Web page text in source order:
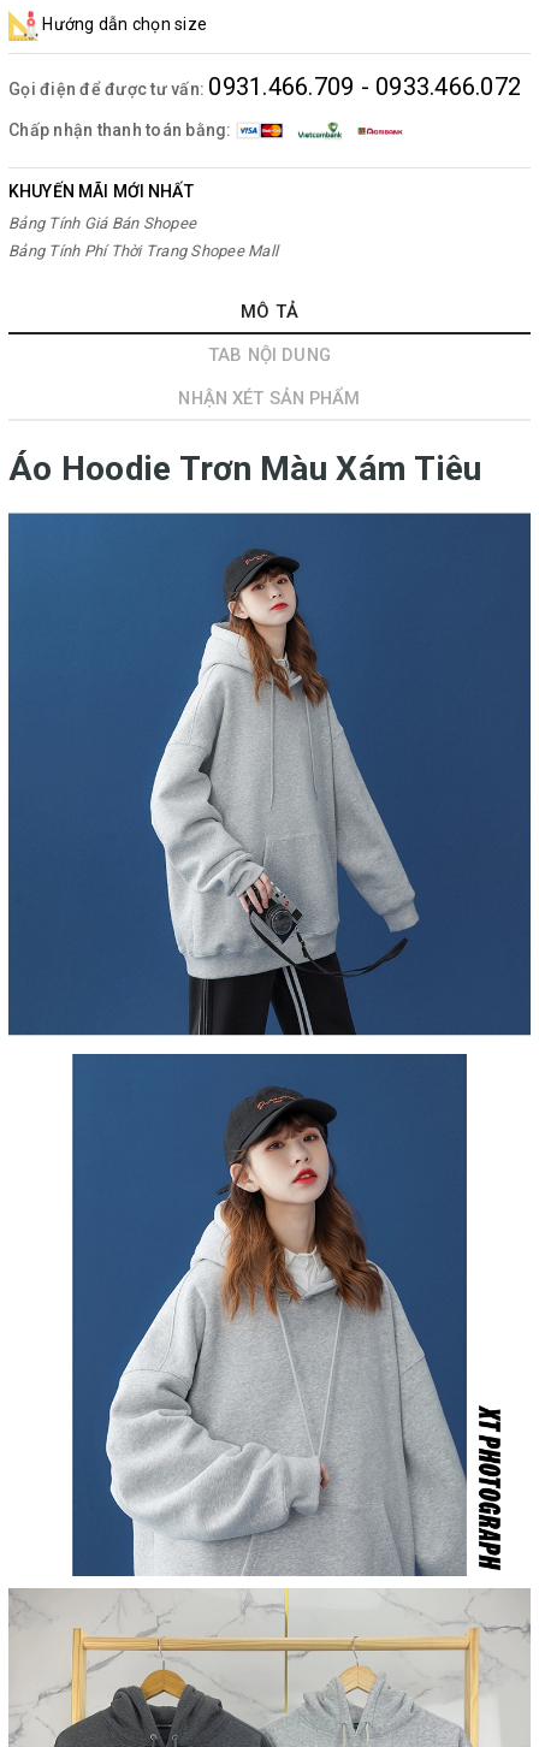
Hướng dẫn chọn size
Gọi điện để được tư vấn: 0931.466.709 - 0933.466.072
Chấp nhận thanh toán bằng:
KHUYẾN MÃI MỚI NHẤT
Bảng Tính Giá Bán Shopee
Bảng Tính Phí Thời Trang Shopee Mall
MÔ TẢ
TAB NỘI DUNG
NHẬN XÉT SẢN PHẨM
Áo Hoodie Trơn Màu Xám Tiêu